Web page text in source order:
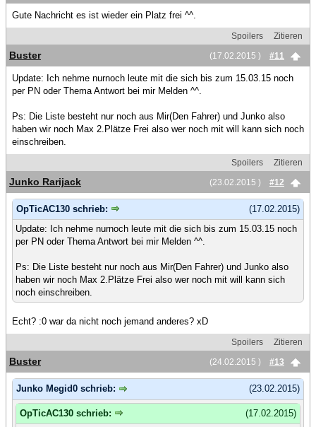
Gute Nachricht es ist wieder ein Platz frei ^^.
Spoilers
Zitieren
(17.02.2015 )
#11
Buster
Update: Ich nehme nurnoch leute mit die sich bis zum 15.03.15 noch
per PN oder Thema Antwort bei mir Melden ^^.
Ps: Die Liste besteht nur noch aus Mir(Den Fahrer) und Junko also
haben wir noch Max 2.Plätze Frei also wer noch mit will kann sich noch
einschreiben.
Spoilers
Zitieren
(23.02.2015 )
#12
Junko Rarijack
(17.02.2015)
OpTicAC130 schrieb:
Update: Ich nehme nurnoch leute mit die sich bis zum 15.03.15 noch
per PN oder Thema Antwort bei mir Melden ^^.
Ps: Die Liste besteht nur noch aus Mir(Den Fahrer) und Junko also
haben wir noch Max 2.Plätze Frei also wer noch mit will kann sich
noch einschreiben.
Echt? :0 war da nicht noch jemand anderes? xD
Spoilers
Zitieren
(24.02.2015 )
#13
Buster
(23.02.2015)
Junko Megid0 schrieb:
(17.02.2015)
OpTicAC130 schrieb: